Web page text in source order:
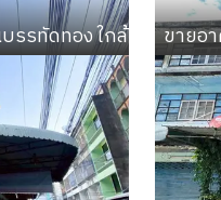
รทัดทอง ใกล้แหล่งอาหา
ขายอ